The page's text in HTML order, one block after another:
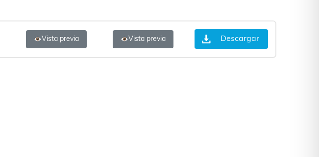
Vista previa Vista previa Descargar